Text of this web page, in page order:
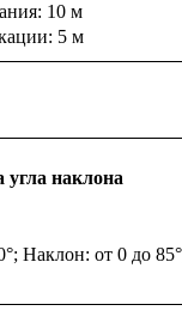
10 м
5 м
угла наклона
Наклон: от 0 до